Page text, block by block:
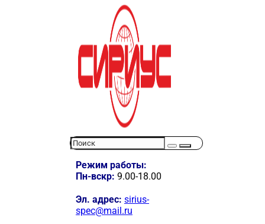
Режим работы:
Пн-вскр: 9.00-18.00
Эл. адрес: sirius-
spec@mail.ru